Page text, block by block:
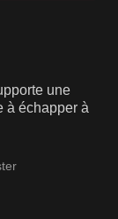
une
à échapper à